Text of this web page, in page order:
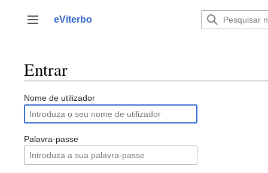
para
Alternar barra lateral
eViterbo
Entrar
Nome de utilizador
Palavra-passe